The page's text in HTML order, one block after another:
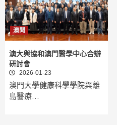
澳聞
澳大與協和澳門醫學中心合辦
研討會
2026-01-23
澳門大學健康科學學院與離
島醫療…